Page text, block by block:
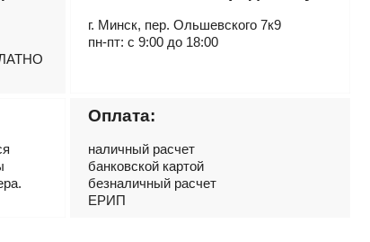
г. Минск, пер. Ольшевского 7к9
пн-пт: с 9:00 до 18:00
Оплата:
наличный расчет
банковской картой
безналичный расчет
ЕРИП